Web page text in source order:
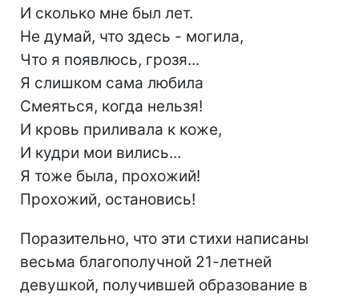
И сколько мне был лет.
Не думай, что здесь - могила,
Что я появлюсь, грозя...
Я слишком сама любила
Смеяться, когда нельзя!
И кровь приливала к коже,
И кудри мои вились...
Я тоже была, прохожий!
Прохожий, остановись!
Поразительно, что эти стихи написаны
весьма благополучной 21-летней
девушкой, получившей образование в